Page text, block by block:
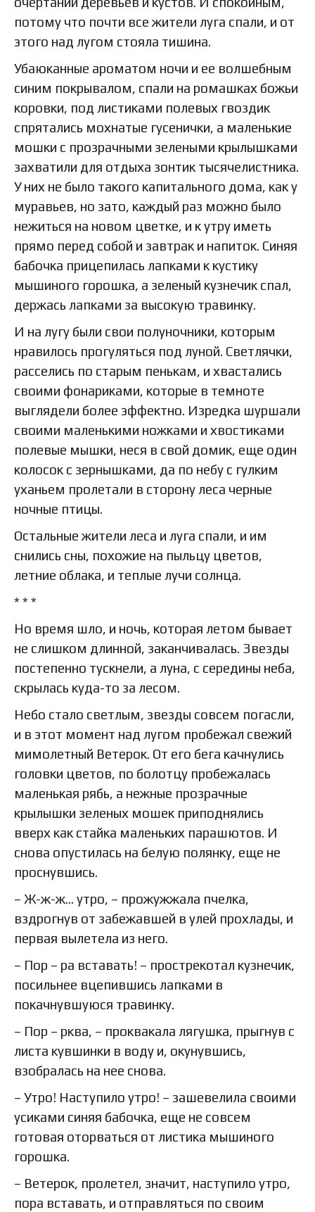
потому что почти все жители луга спали, и от
этого над лугом стояла тишина.
Убаюканные ароматом ночи и ее волшебным
синим покрывалом, спали на ромашках божьи
коровки, под листиками полевых гвоздик
спрятались мохнатые гусенички, а маленькие
мошки с прозрачными зелеными крылышками
захватили для отдыха зонтик тысячелистника.
У них не было такого капитального дома, как у
муравьев, но зато, каждый раз можно было
нежиться на новом цветке, и к утру иметь
прямо перед собой и завтрак и напиток. Синяя
бабочка прицепилась лапками к кустику
мышиного горошка, а зеленый кузнечик спал,
держась лапками за высокую травинку.
И на лугу были свои полуночники, которым
нравилось прогуляться под луной. Светлячки,
расселись по старым пенькам, и хвастались
своими фонариками, которые в темноте
выглядели более эффектно. Изредка шуршали
своими маленькими ножками и хвостиками
полевые мышки, неся в свой домик, еще один
колосок с зернышками, да по небу с гулким
уханьем пролетали в сторону леса черные
ночные птицы.
Остальные жители леса и луга спали, и им
снились сны, похожие на пыльцу цветов,
летние облака, и теплые лучи солнца.
* * *
Но время шло, и ночь, которая летом бывает
не слишком длинной, заканчивалась. Звезды
постепенно тускнели, а луна, с середины неба,
скрылась куда-то за лесом.
Небо стало светлым, звезды совсем погасли,
и в этот момент над лугом пробежал свежий
мимолетный Ветерок. От его бега качнулись
головки цветов, по болотцу пробежалась
маленькая рябь, а нежные прозрачные
крылышки зеленых мошек приподнялись
вверх как стайка маленьких парашютов. И
снова опустилась на белую полянку, еще не
проснувшись.
– Ж-ж-ж… утро, – прожужжала пчелка,
вздрогнув от забежавшей в улей прохлады, и
первая вылетела из него.
– Пор – ра вставать! – прострекотал кузнечик,
посильнее вцепившись лапками в
покачнувшуюся травинку.
– Пор – рква, – проквакала лягушка, прыгнув с
листа кувшинки в воду и, окунувшись,
взобралась на нее снова.
– Утро! Наступило утро! – зашевелила своими
усиками синяя бабочка, еще не совсем
готовая оторваться от листика мышиного
горошка.
– Ветерок, пролетел, значит, наступило утро,
пора вставать, и отправляться по своим